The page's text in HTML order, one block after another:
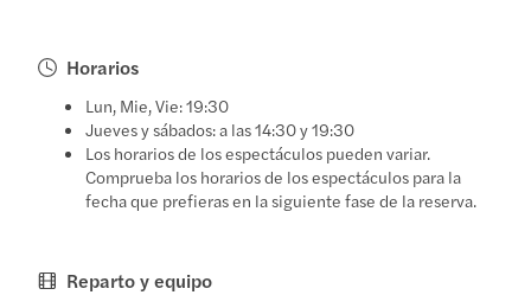
Horarios
Lun, Mie, Vie: 19:30
Jueves y sábados: a las 14:30 y 19:30
Los horarios de los espectáculos pueden variar.
Comprueba los horarios de los espectáculos para la
fecha que prefieras en la siguiente fase de la reserva.
Reparto y equipo